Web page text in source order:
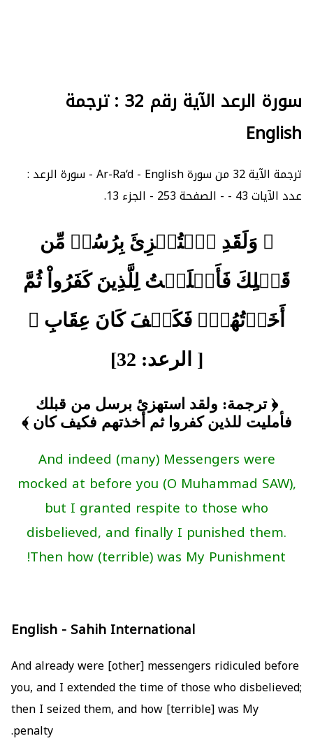
سورة الرعد الآية رقم 32 : ترجمة
English
ترجمة الآية 32 من سورة Ar-Ra‘d - English - سورة الرعد :
عدد الآيات 43 - - الصفحة 253 - الجزء 13.
﴿ وَلَقَدِ ٱسۡتُهۡزِئَ بِرُسُلٖ مِّن
قَبۡلِكَ فَأَمۡلَيۡتُ لِلَّذِينَ كَفَرُواْ ثُمَّ
أَخَذۡتُهُمۡۖ فَكَيۡفَ كَانَ عِقَابِ ﴾
[ الرعد: 32]
﴿ ترجمة: ولقد استهزئ برسل من قبلك
فأمليت للذين كفروا ثم أخذتهم فكيف كان ﴾
And indeed (many) Messengers were
mocked at before you (O Muhammad SAW),
but I granted respite to those who
disbelieved, and finally I punished them.
Then how (terrible) was My Punishment!
English - Sahih International
And already were [other] messengers ridiculed before
you, and I extended the time of those who disbelieved;
then I seized them, and how [terrible] was My
penalty.